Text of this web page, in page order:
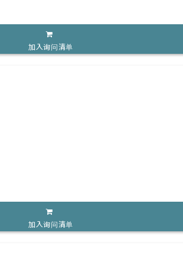
加入询问清单
加入询问清单